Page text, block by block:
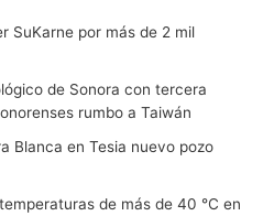
SuKarne por más de 2 mil
de Sonora con tercera
rumbo a Taiwán
Blanca en Tesia nuevo pozo
de más de 40 °C en